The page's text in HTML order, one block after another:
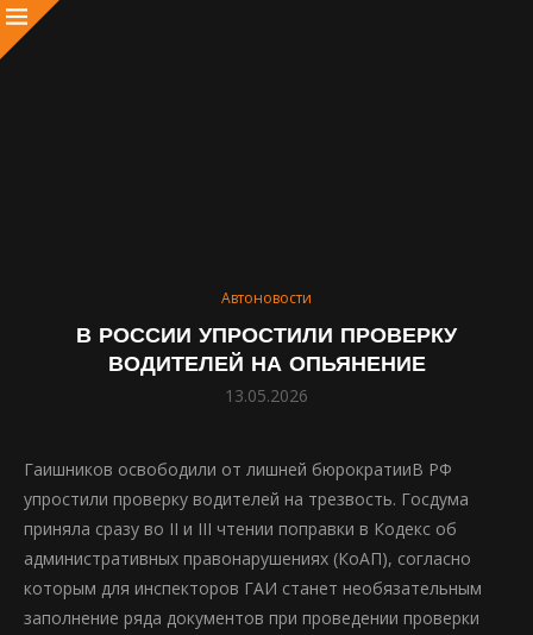
Автоновости
В РОССИИ УПРОСТИЛИ ПРОВЕРКУ
ВОДИТЕЛЕЙ НА ОПЬЯНЕНИЕ
13.05.2026
Гаишников освободили от лишней бюрократииВ РФ
упростили проверку водителей на трезвость. Госдума
приняла сразу во II и III чтении поправки в Кодекс об
административных правонарушениях (КоАП), согласно
которым для инспекторов ГАИ станет необязательным
заполнение ряда документов при проведении проверки